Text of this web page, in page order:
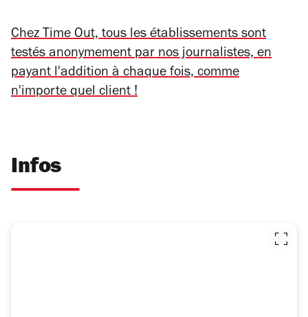
Chez Time Out, tous les établissements sont
testés anonymement par nos journalistes, en
payant l'addition à chaque fois, comme
n'importe quel client !
Infos